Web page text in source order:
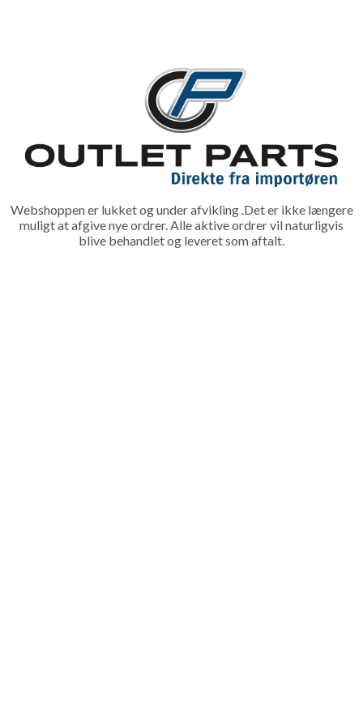
Webshoppen er lukket og under afvikling .Det er ikke længere
muligt at afgive nye ordrer. Alle aktive ordrer vil naturligvis
blive behandlet og leveret som aftalt.